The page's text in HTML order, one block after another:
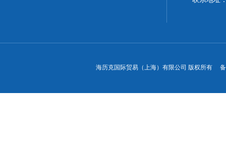
海历克国际贸易（上海）有限公司 版权所有